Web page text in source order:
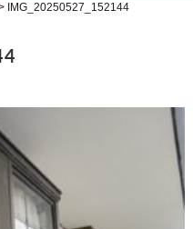
IMG_20250527_152144